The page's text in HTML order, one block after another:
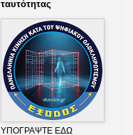
ταυτότητας
ΥΠΟΓΡΑΨΤΕ ΕΔΩ